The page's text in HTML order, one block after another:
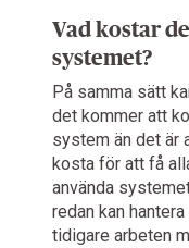
Vad kostar
systemet?
På samma sätt
det kommer att
system än det är
kosta för att få
använda
redan kan
tidigare arbeten